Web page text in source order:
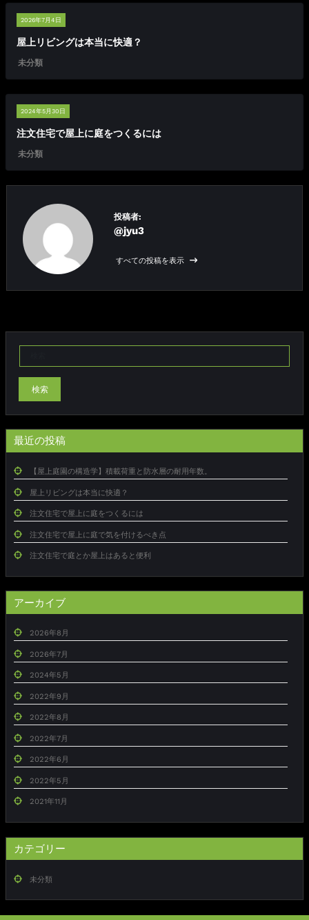
2026年7月4日
屋上リビングは本当に快適？
未分類
2024年5月30日
注文住宅で屋上に庭をつくるには
未分類
投稿者:
@jyu3
すべての投稿を表示
検索
最近の投稿
【屋上庭園の構造学】積載荷重と防水層の耐用年数。
屋上リビングは本当に快適？
注文住宅で屋上に庭をつくるには
注文住宅で屋上に庭で気を付けるべき点
注文住宅で庭とか屋上はあると便利
アーカイブ
2026年8月
2026年7月
2024年5月
2022年9月
2022年8月
2022年7月
2022年6月
2022年5月
2021年11月
カテゴリー
未分類